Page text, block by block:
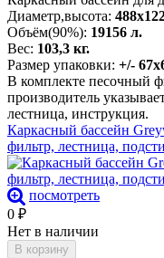
Диаметр,высота:
Объём(90%): 19156 л.
Вес: 103,3 кг.
Размер упаковки: +/-
В комплекте песочный
производитель
лестница, инструкция.
Каркасный бассейн
фильтр, лестница,
посмотреть
0 ₽
Нет в наличии
В корзину